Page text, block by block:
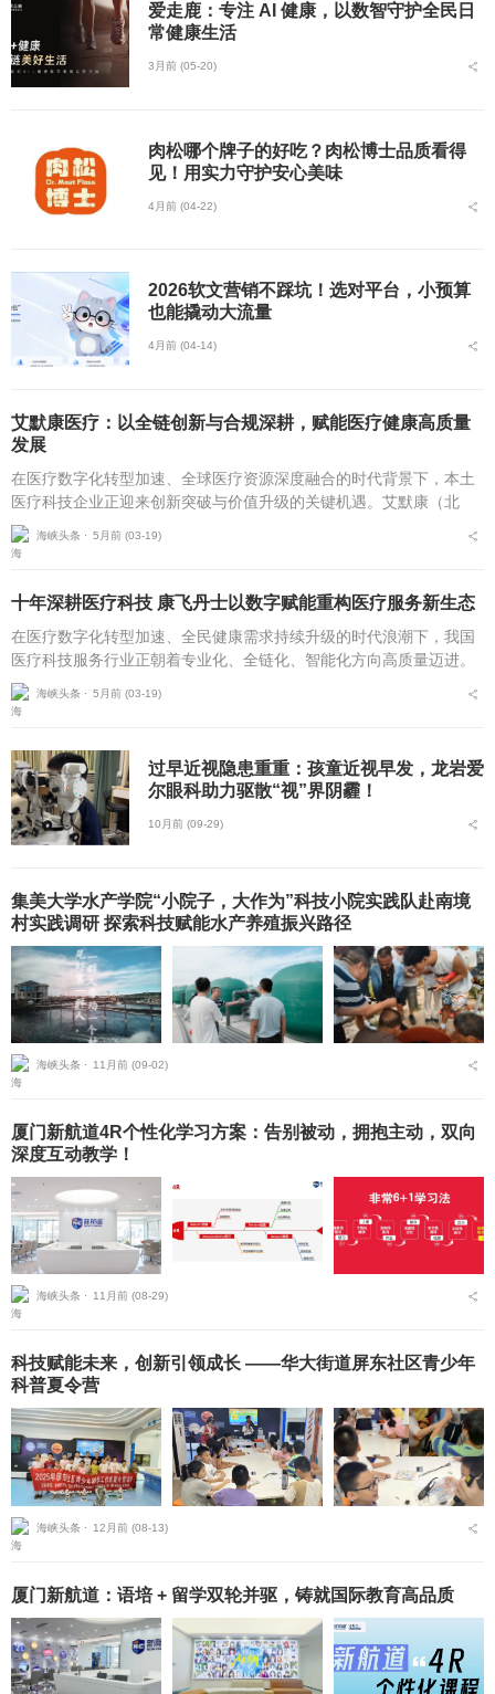
爱走鹿：专注 AI 健康，以数智守护全民日
常健康生活
3月前 (05-20)
肉松哪个牌子的好吃？肉松博士品质看得
见！用实力守护安心美味
4月前 (04-22)
2026软文营销不踩坑！选对平台，小预算
也能撬动大流量
4月前 (04-14)
艾默康医疗：以全链创新与合规深耕，赋能医疗健康高质量
发展
在医疗数字化转型加速、全球医疗资源深度融合的时代背景下，本土
医疗科技企业正迎来创新突破与价值升级的关键机遇。艾默康（北
京）医疗科技有限公司自2020年10月成立以来，坚守技术赋能医疗，
服务守护健康的初...
海峡头条 ⋅ 5月前 (03-19)
十年深耕医疗科技 康飞丹士以数字赋能重构医疗服务新生态
在医疗数字化转型加速、全民健康需求持续升级的时代浪潮下，我国
医疗科技服务行业正朝着专业化、全链化、智能化方向高质量迈进。
自2016年5月成立以来，北京康飞丹士科技发展有限公司深耕医疗科
技服务近十载，以...
海峡头条 ⋅ 5月前 (03-19)
过早近视隐患重重：孩童近视早发，龙岩爱
尔眼科助力驱散“视”界阴霾！
10月前 (09-29)
集美大学水产学院“小院子，大作为”科技小院实践队赴南境
村实践调研 探索科技赋能水产养殖振兴路径
海峡头条 ⋅ 11月前 (09-02)
厦门新航道4R个性化学习方案：告别被动，拥抱主动，双向
深度互动教学！
海峡头条 ⋅ 11月前 (08-29)
科技赋能未来，创新引领成长 ——华大街道屏东社区青少年
科普夏令营
海峡头条 ⋅ 12月前 (08-13)
厦门新航道：语培 + 留学双轮并驱，铸就国际教育高品质